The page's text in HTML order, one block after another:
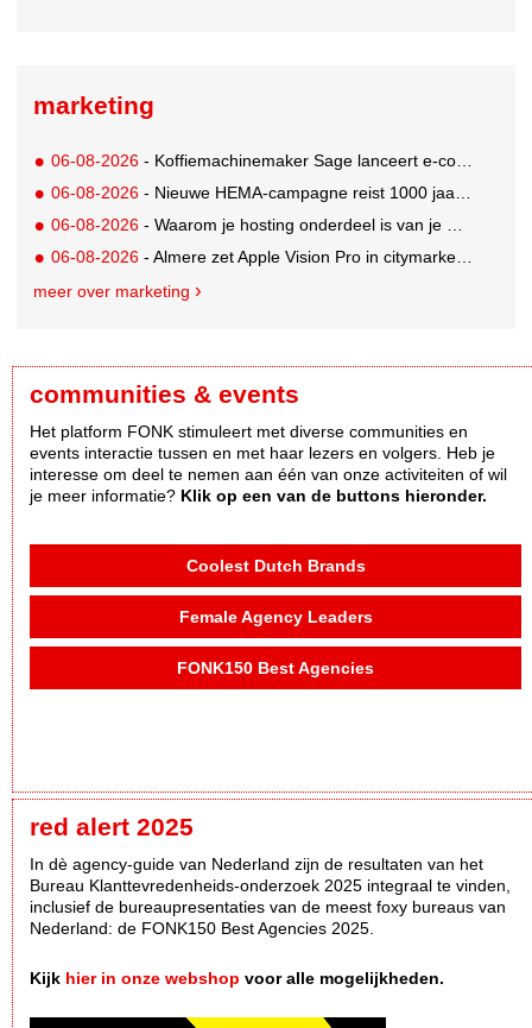
marketing
06-08-2026 - Koffiemachinemaker Sage lanceert e-commerceplatform voor koffieliefhebbers
06-08-2026 - Nieuwe HEMA-campagne reist 1000 jaar terug in de tijd naar 'Hemastein'
06-08-2026 - Waarom je hosting onderdeel is van je merkstrategie
06-08-2026 - Almere zet Apple Vision Pro in citymarketing
meer over marketing
communities & events
Het platform FONK stimuleert met diverse communities en
events interactie tussen en met haar lezers en volgers. Heb je
interesse om deel te nemen aan één van onze activiteiten of wil
je meer informatie? Klik op een van de buttons hieronder.
Coolest Dutch Brands
Female Agency Leaders
FONK150 Best Agencies
red alert 2025
In dè agency-guide van Nederland zijn de resultaten van het
Bureau Klanttevredenheids-onderzoek 2025 integraal te vinden,
inclusief de bureaupresentaties van de meest foxy bureaus van
Nederland: de FONK150 Best Agencies 2025.
Kijk hier in onze webshop voor alle mogelijkheden.